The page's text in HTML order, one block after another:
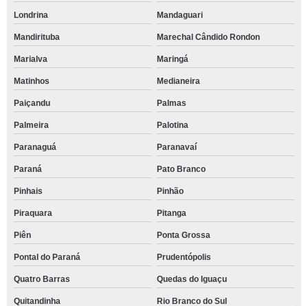
Londrina Mandaguari
Mandirituba Marechal Cândido Rondon
Marialva Maringá
Matinhos Medianeira
Paiçandu Palmas
Palmeira Palotina
Paranaguá Paranavaí
Paraná Pato Branco
Pinhais Pinhão
Piraquara Pitanga
Piên Ponta Grossa
Pontal do Paraná Prudentópolis
Quatro Barras Quedas do Iguaçu
Quitandinha Rio Branco do Sul